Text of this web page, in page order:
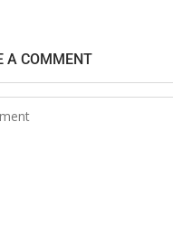
A COMMENT